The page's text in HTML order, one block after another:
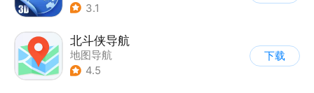
3.1
北斗侠导航
地图导航
4.5
下载